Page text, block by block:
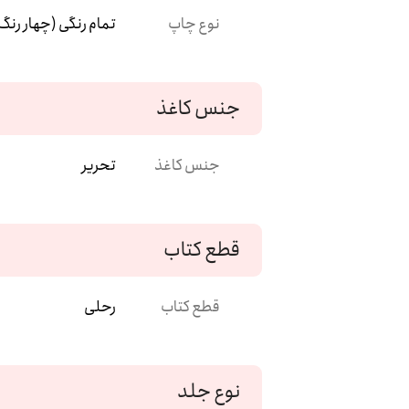
نوع چاپ تمام رنگی (چهار
جنس کاغذ
جنس کاغذ تحریر
قطع کتاب
قطع کتاب رحلی
نوع جلد